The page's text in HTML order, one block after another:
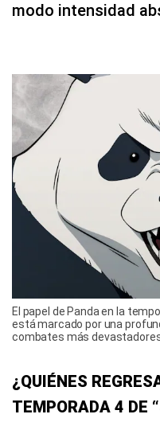
modo intensidad
El papel de Panda en la
está marcado por una
combates más devastadores
¿QUIÉNES
TEMPORADA 4 DE